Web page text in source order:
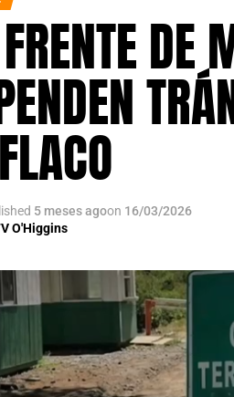
DE
5 meses agoon 16/03/2026
O'Higgins